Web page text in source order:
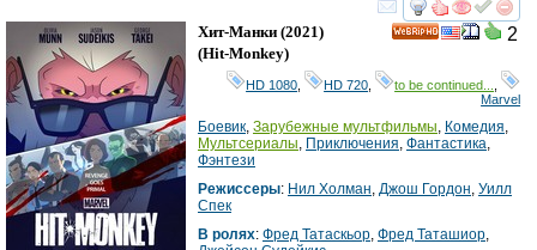
смотреть
2
Хит-Манки (2021)
(Hit-Monkey)
HD 1080 HD 720 to be continued...
Marvel
Боевик Зарубежные мультфильмы Комедия
Мультсериалы Приключения Фантастика
Фэнтези
Режиссеры: Нил Холман Джош Гордон Уилл
Спек
В ролях: Фред Татаскьор Фред Таташиор